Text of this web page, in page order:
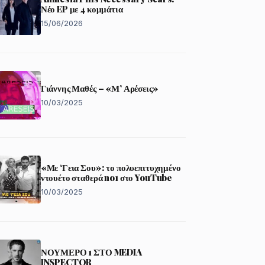
Νέο EP με 4 κομμάτια
15/06/2026
Γιάννης Μαθές – «Μ’ Αρέσεις»
10/03/2025
«Με ‘Γεια Σου»: το πολυεπιτυχημένο
ντουέτο σταθερά no1 στο YouTube
10/03/2025
ΝΟΥΜΕΡΟ 1 ΣΤΟ MEDIA
INSPECTOR